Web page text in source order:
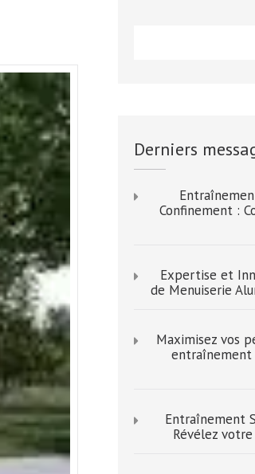
Derniers
Confinement :
Expertise et
de Menuiserie
Maximisez vos
Entraînement
Révélez